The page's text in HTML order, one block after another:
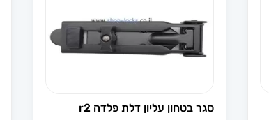
סגר בטחון עליון דלת פלדה r2